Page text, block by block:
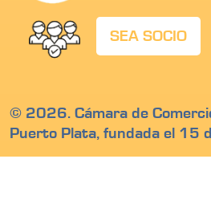
SEA SOCIO
© 2026. Cámara de
Puerto Plata, fundada el 15